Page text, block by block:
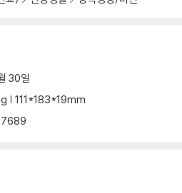
30일
| 111*183*19mm